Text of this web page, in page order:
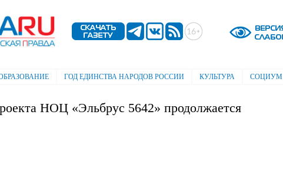
содержанию
ГОД ЕДИНСТВА НАРОДОВ РОССИИ КУЛЬТУРА СОЦИУМ
НОЦ «Эльбрус 5642» продолжается